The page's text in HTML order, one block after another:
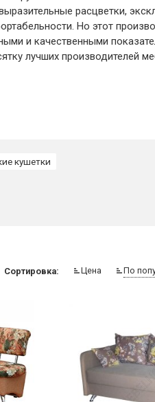
расцветки,
Но этот
и качественными
лучших производителей
кушетки
Сортировка: Цена По